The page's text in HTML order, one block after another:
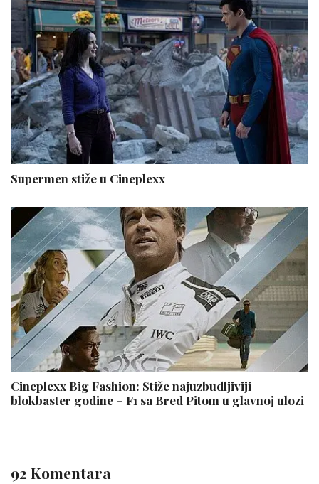
Supermen stiže u Cineplexx
Cineplexx Big Fashion: Stiže najuzbudljiviji
blokbaster godine – F1 sa Bred Pitom u glavnoj ulozi
92 Komentara